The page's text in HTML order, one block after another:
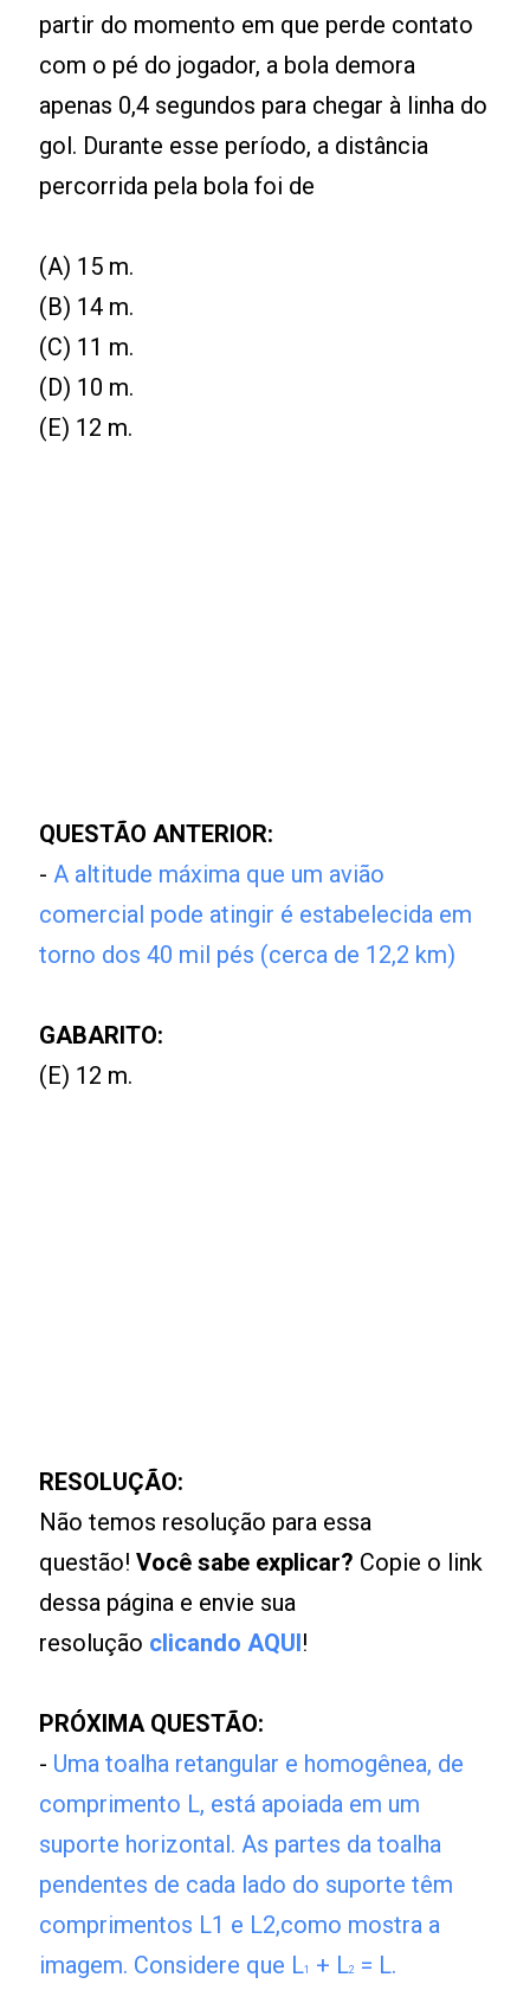
partir do momento em que perde contato
com o pé do jogador, a bola demora
apenas 0,4 segundos para chegar à linha do
gol. Durante esse período, a distância
percorrida pela bola foi de
(A) 15 m.
(B) 14 m.
(C) 11 m.
(D) 10 m.
(E) 12 m.
QUESTÃO ANTERIOR:
-A altitude máxima que um avião
comercial pode atingir é estabelecida em
torno dos 40 mil pés (cerca de 12,2 km)
GABARITO:
(E) 12 m.
RESOLUÇÃO:
Não temos resolução para essa
questão!Você sabe explicar? Copie o link
dessa página e envie sua
resolução clicando AQUI!
PRÓXIMA QUESTÃO:
- Uma toalha retangular e homogênea, de
comprimento L, está apoiada em um
suporte horizontal. As partes da toalha
pendentes de cada lado do suporte têm
comprimentos L1 e L2,como mostra a
imagem. Considere que L1 + L2 = L.